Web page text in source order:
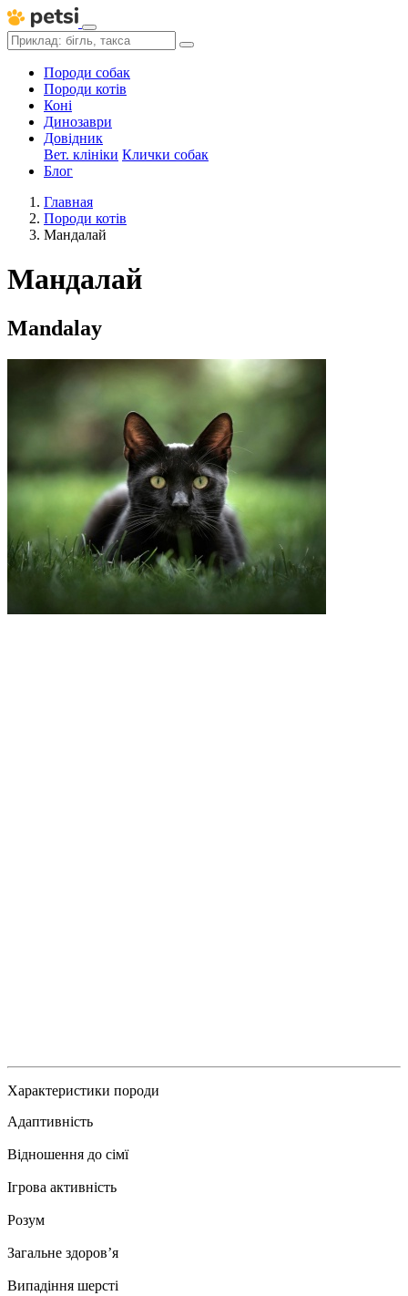
Породи собак
Породи котів
Коні
Динозаври
Довідник
Вет. клініки Клички собак
Блог
Главная
Породи котів
Мандалай
Мандалай
Mandalay
Характеристики породи
Адаптивність
Відношення до сімї
Ігрова активність
Розум
Загальне здоровʼя
Випадіння шерсті